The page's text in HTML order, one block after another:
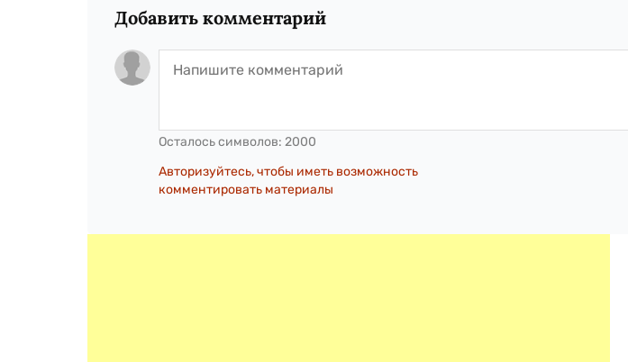
Добавить комментарий
Осталось символов: 2000
Авторизуйтесь, чтобы иметь возможность
комментировать материалы